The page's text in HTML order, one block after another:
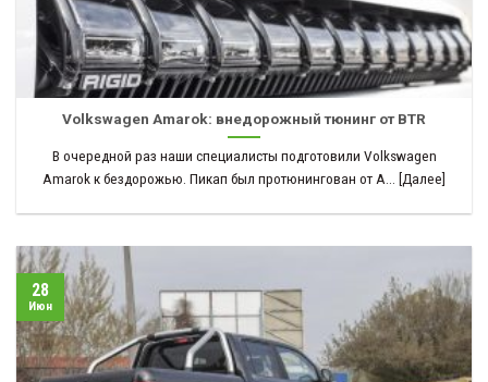
Volkswagen Amarok: внедорожный тюнинг от BTR
В очередной раз наши специалисты подготовили Volkswagen
Amarok к бездорожью. Пикап был протюнингован от А... [Далее]
28
Июн